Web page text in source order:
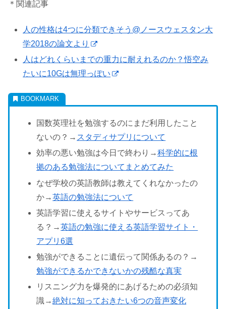
＊関連記事
人の性格は4つに分類できそう@ノースウェスタン大
学2018の論文より
人はどれくらいまでの重力に耐えれるのか？悟空み
たいに10Gは無理っぽい
国数英理社を勉強するのにまだ利用したこと
ないの？→ スタディサプリについて
効率の悪い勉強は今日で終わり→科学的に根
拠のある勉強法についてまとめてみた
なぜ学校の英語教師は教えてくれなかったの
か→英語の勉強法について
英語学習に使えるサイトやサービスってあ
る？→英語の勉強に使える英語学習サイト・
アプリ6選
勉強ができることに遺伝って関係あるの？→
勉強ができるかできないかの残酷な真実
リスニング力を爆発的にあげるための必須知
識→絶対に知っておきたい6つの音声変化